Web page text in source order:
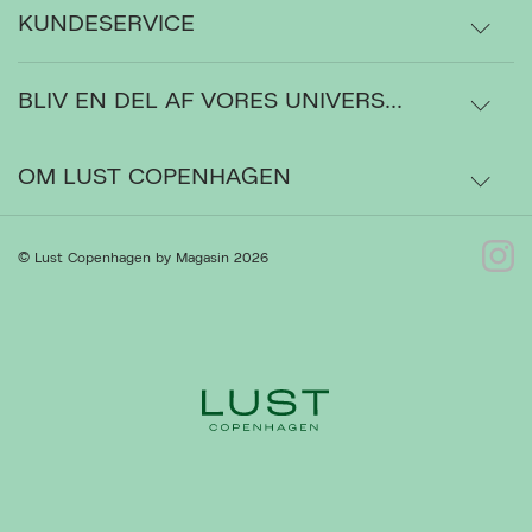
KUNDESERVICE
Levering
Ordrestatus
Gå til Kundeservice
BLIV EN DEL AF VORES UNIVERS...
OM LUST COPENHAGEN
Om os
© Lust Copenhagen by Magasin 2026